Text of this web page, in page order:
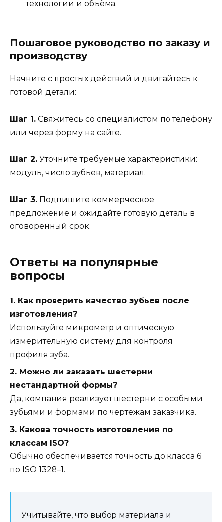
технологии и объёма.
Пошаговое руководство по заказу и
производству
Начните с простых действий и двигайтесь к
готовой детали:
Шаг 1. Свяжитесь со специалистом по телефону
или через форму на сайте.
Шаг 2. Уточните требуемые характеристики:
модуль, число зубьев, материал.
Шаг 3. Подпишите коммерческое
предложение и ожидайте готовую деталь в
оговоренный срок.
Ответы на популярные
вопросы
1. Как проверить качество зубьев после
изготовления?
Используйте микрометр и оптическую
измерительную систему для контроля
профиля зуба.
2. Можно ли заказать шестерни
нестандартной формы?
Да, компания реализует шестерни с особыми
зубьями и формами по чертежам заказчика.
3. Какова точность изготовления по
классам ISO?
Обычно обеспечивается точность до класса 6
по ISO 1328–1.
Учитывайте, что выбор материала и